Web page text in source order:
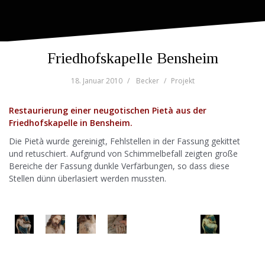
Friedhofskapelle Bensheim
18. Januar 2010 Becker Projekt
Restaurierung einer neugotischen Pietà aus der
Friedhofskapelle in Bensheim.
Die Pietà wurde gereinigt, Fehlstellen in der Fassung gekittet
und retuschiert. Aufgrund von Schimmelbefall zeigten große
Bereiche der Fassung dunkle Verfärbungen, so dass diese
Stellen dünn überlasiert werden mussten.